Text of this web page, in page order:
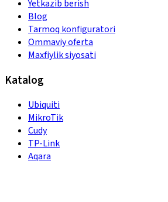
Yetkazib berish
Blog
Tarmoq konfiguratori
Ommaviy oferta
Maxfiylik siyosati
Katalog
Ubiquiti
MikroTik
Cudy
TP-Link
Aqara